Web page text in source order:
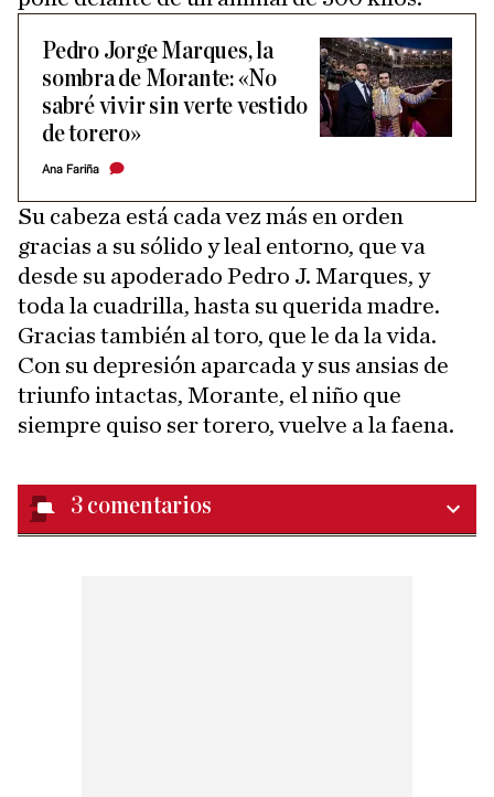
Pedro Jorge Marques, la
sombra de Morante: «No
sabré vivir sin verte vestido
de torero»
Ana Fariña
Su cabeza está cada vez más en orden
gracias a su sólido y leal entorno, que va
desde su apoderado Pedro J. Marques, y
toda la cuadrilla, hasta su querida madre.
Gracias también al toro, que le da la vida.
Con su depresión aparcada y sus ansias de
triunfo intactas, Morante, el niño que
siempre quiso ser torero, vuelve a la faena.
3 comentarios